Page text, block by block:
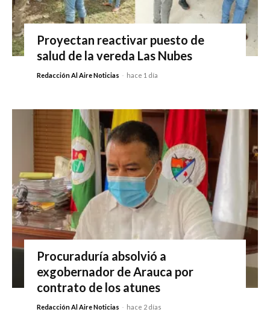
Proyectan reactivar puesto de
salud de la vereda Las Nubes
Redacción Al Aire Noticias - hace 1 día
Procuraduría absolvió a
exgobernador de Arauca por
contrato de los atunes
Redacción Al Aire Noticias - hace 2 días